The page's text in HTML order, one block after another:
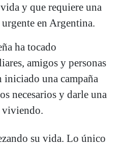
y que requiere una
en Argentina.
ha tocado
amigos y personas
iniciado una campaña
necesarios y darle una
viviendo.
su vida. Lo único